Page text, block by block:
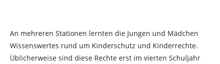
An mehreren Stationen lernten die Jungen und Mädchen
Wissenswertes rund um Kinderschutz und Kinderrechte.
Üblicherweise sind diese Rechte erst im vierten Schuljahr